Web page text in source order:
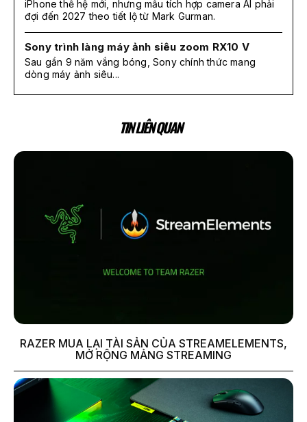
iPhone thế hệ mới, nhưng mẫu tích hợp camera AI phải
đợi đến 2027 theo tiết lộ từ Mark Gurman.
Sony trình làng máy ảnh siêu zoom RX10 V
Sau gần 9 năm vắng bóng, Sony chính thức mang
dòng máy ảnh siêu...
TIN LIÊN QUAN
RAZER MUA LẠI TÀI SẢN CỦA STREAMELEMENTS,
MỞ RỘNG MẢNG STREAMING